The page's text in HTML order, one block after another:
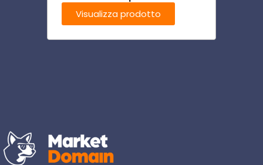
Visualizza prodotto